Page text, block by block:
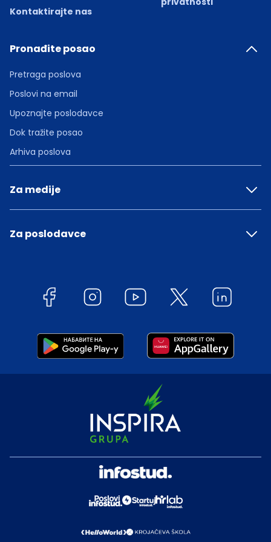
Kontaktirajte nas
Pronađite posao
Pretraga poslova
Poslovi na email
Upoznajte poslodavce
Dok tražite posao
Arhiva poslova
Za medije
Za poslodavce